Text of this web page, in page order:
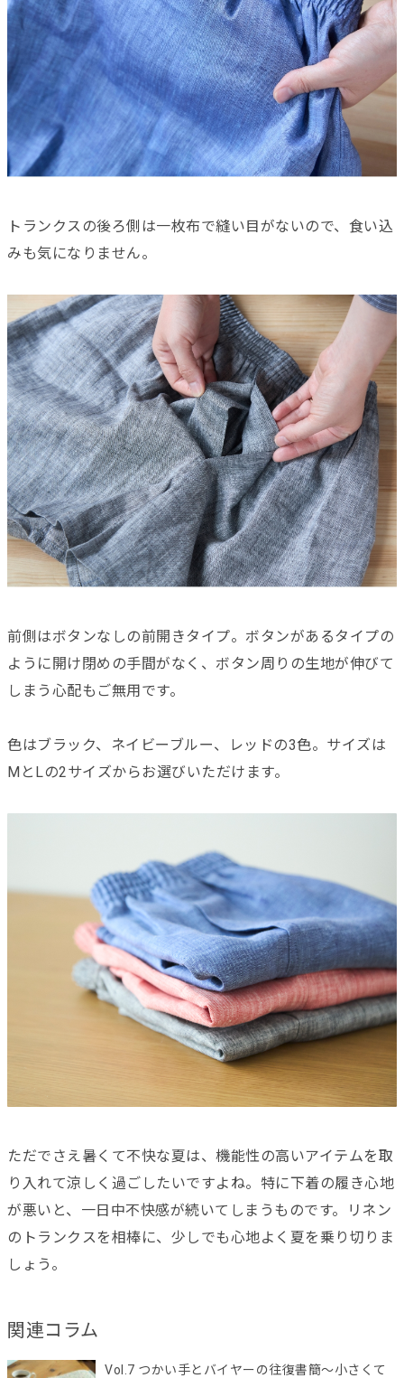
トランクスの後ろ側は一枚布で縫い目がないので、食い込
みも気になりません。
前側はボタンなしの前開きタイプ。ボタンがあるタイプの
ように開け閉めの手間がなく、ボタン周りの生地が伸びて
しまう心配もご無用です。
色はブラック、ネイビーブルー、レッドの3色。サイズは
MとLの2サイズからお選びいただけます。
ただでさえ暑くて不快な夏は、機能性の高いアイテムを取
り入れて涼しく過ごしたいですよね。特に下着の履き心地
が悪いと、一日中不快感が続いてしまうものです。リネン
のトランクスを相棒に、少しでも心地よく夏を乗り切りま
しょう。
関連コラム
Vol.7 つかい手とバイヤーの往復書簡～小さくて